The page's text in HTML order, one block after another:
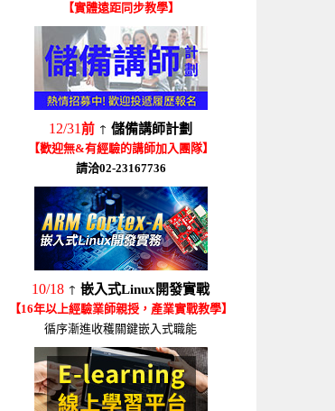
【實體遠距同步教學】
12/31前 ↑ 儲備講師計劃
【歡迎無&有經驗的講師加入團隊】
請洽02-23167736
10/18 ↑ 嵌入式Linux開發實戰
【16年以上經驗業師親授，產業實戰教學】
循序漸進收穫關鍵嵌入式職能